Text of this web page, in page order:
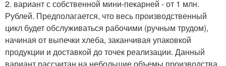
2. вариант с собственной мини-пекарней - от 1 млн.
Рублей. Предполагается, что весь производственный
цикл будет обслуживаться рабочими (ручным трудом),
начиная от выпечки хлеба, заканчивая упаковкой
продукции и доставкой до точек реализации. Данный
вариант рассчитан на небольшие объемы производства